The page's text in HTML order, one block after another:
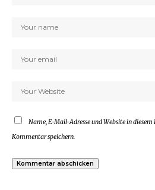
Name, E-Mail-Adresse und Website in
Kommentar speichern.